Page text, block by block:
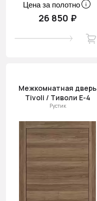
Цена за полотно
26 850 ₽
Межкомнатная дверь
Tivoli / Тиволи Е-4
Рустик